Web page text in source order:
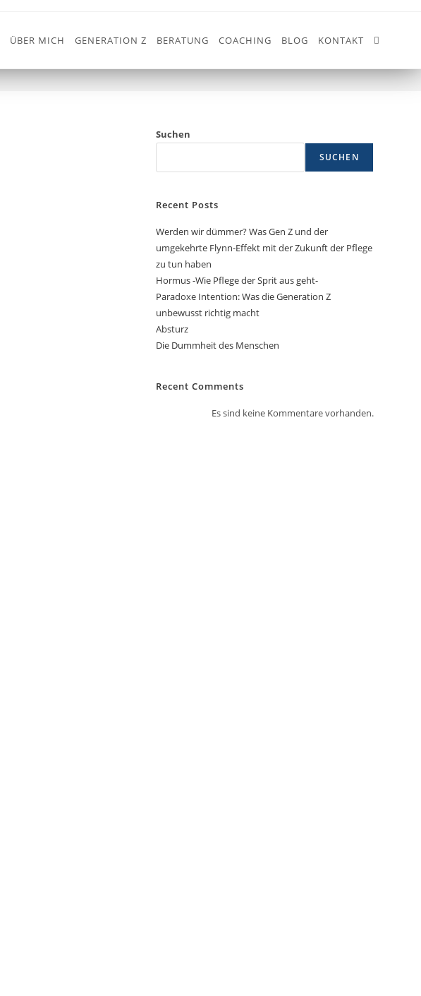
ÜBER MICH GENERATION Z BERATUNG COACHING BLOG KONTAKT
> MANAGEMENT
Suchen
SUCHEN
Recent Posts
Werden wir dümmer? Was Gen Z und der
umgekehrte Flynn-Effekt mit der Zukunft der Pflege
zu tun haben
Hormus -Wie Pflege der Sprit aus geht-
Paradoxe Intention: Was die Generation Z
unbewusst richtig macht
Absturz
Die Dummheit des Menschen
Recent Comments
Es sind keine Kommentare vorhanden.